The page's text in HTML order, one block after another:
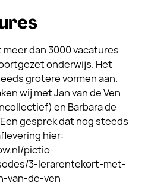
dan 3000 vacatures
onderwijs. Het
grotere vormen aan.
wij met Jan van de Ven
en Barbara de
gesprek dat nog steeds
hier:
pictio-
3-lerarentekort-met-
van-de-ven